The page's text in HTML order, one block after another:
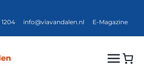
1204 info@viavandalen.nl E-Magazine